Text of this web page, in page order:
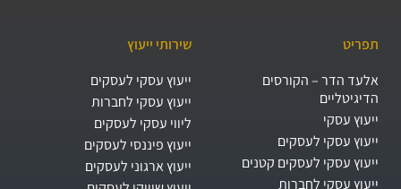
תפריט
אלעד הדר – הקורסים
הדיגיטליים
ייעוץ עסקי
ייעוץ עסקי לעסקים
ייעוץ עסקי לעסקים קטנים
ייעוץ עסקי לחברות
שירותי ייעוץ
ייעוץ עסקי לעסקים
ייעוץ עסקי לחברות
ליווי עסקי לעסקים
ייעוץ פיננסי לעסקים
ייעוץ ארגוני לעסקים